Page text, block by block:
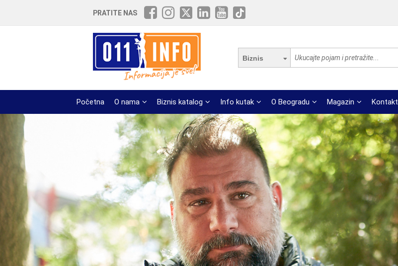
PRATITE NAS
Biznis
Početna O nama Biznis katalog Info kutak O Beogradu Magazin Kontakt